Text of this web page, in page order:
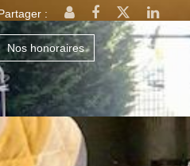
:
Nos honoraires